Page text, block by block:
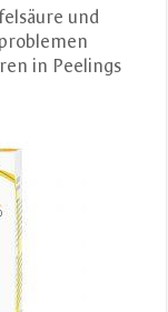
und
in Peelings